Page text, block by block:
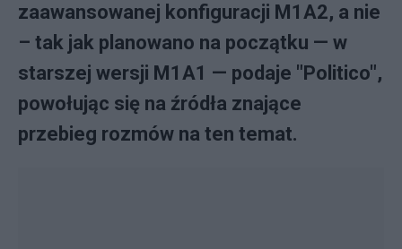
zaawansowanej konfiguracji M1A2, a nie
– tak jak planowano na początku — w
starszej wersji M1A1 — podaje "Politico",
powołując się na źródła znające
przebieg rozmów na ten temat.